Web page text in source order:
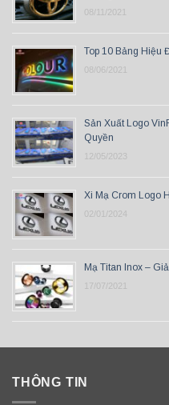
08/11/2021
Top 10 Bảng Hiệu
08/06/2021
Sản Xuất Logo
Quyền
12/05/2023
Xi Mạ Crom Logo
02/01/2024
Mạ Titan Inox –
17/07/2021
THÔNG TIN